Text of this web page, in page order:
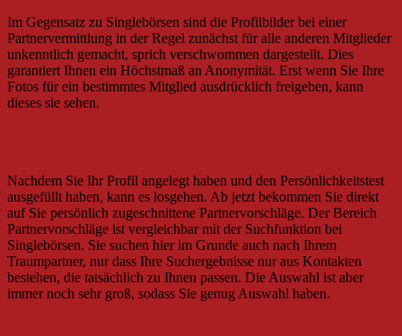
Im Gegensatz zu Singlebörsen sind die Profilbilder bei einer
Partnervermittlung in der Regel zunächst für alle anderen Mitglieder
unkenntlich gemacht, sprich verschwommen dargestellt. Dies
garantiert Ihnen ein Höchstmaß an Anonymität. Erst wenn Sie Ihre
Fotos für ein bestimmtes Mitglied ausdrücklich freigeben, kann
dieses sie sehen.
Nachdem Sie Ihr Profil angelegt haben und den Persönlichkeitstest
ausgefüllt haben, kann es losgehen. Ab jetzt bekommen Sie direkt
auf Sie persönlich zugeschnittene Partnervorschläge. Der Bereich
Partnervorschläge ist vergleichbar mit der Suchfunktion bei
Singlebörsen. Sie suchen hier im Grunde auch nach Ihrem
Traumpartner, nur dass Ihre Suchergebnisse nur aus Kontakten
bestehen, die tatsächlich zu Ihnen passen. Die Auswahl ist aber
immer noch sehr groß, sodass Sie genug Auswahl haben.